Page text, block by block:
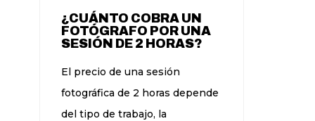
¿CUÁNTO COBRA UN
FOTÓGRAFO POR UNA
SESIÓN DE 2 HORAS?
El precio de una sesión
fotográfica de 2 horas depende
del tipo de trabajo, la